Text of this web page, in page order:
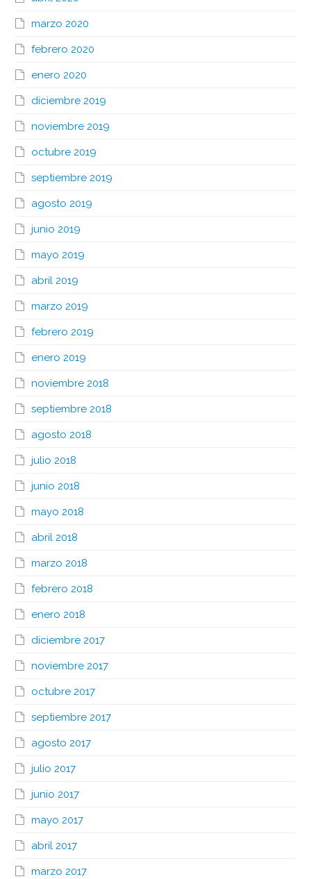
marzo 2020
febrero 2020
enero 2020
diciembre 2019
noviembre 2019
octubre 2019
septiembre 2019
agosto 2019
junio 2019
mayo 2019
abril 2019
marzo 2019
febrero 2019
enero 2019
noviembre 2018
septiembre 2018
agosto 2018
julio 2018
junio 2018
mayo 2018
abril 2018
marzo 2018
febrero 2018
enero 2018
diciembre 2017
noviembre 2017
octubre 2017
septiembre 2017
agosto 2017
julio 2017
junio 2017
mayo 2017
abril 2017
marzo 2017